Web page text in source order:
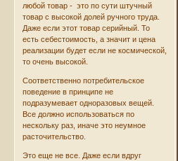
любой товар - это по сути штучный
товар с высокой долей ручного труда.
Даже если этот товар серийный. То
есть себестоимость, а значит и цена
реализации будет если не космической,
то очень высокой.
Соответственно потребительское
поведение в принципе не
подразумевает одноразовых вещей.
Все должно использоваться по
нескольку раз, иначе это неумное
расточительство.
Это еще не все. Даже если вдруг